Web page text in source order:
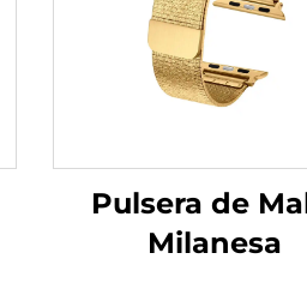
Pulsera de
Milanesa